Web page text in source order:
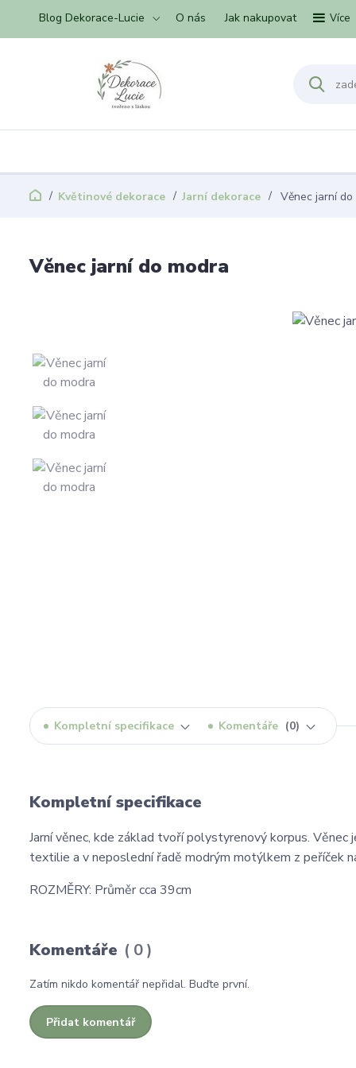
Blog Dekorace-Lucie O nás Jak nakupovat Více
Květinové dekorace Jarní dekorace Věnec jarní do
Věnec jarní do modra
Kompletní specifikace Komentáře 0
Kompletní specifikace
Jarní věnec, kde základ tvoří polystyrenový korpus. Věnec
textilie a v neposlední řadě modrým motýlkem z peříček
ROZMĚRY: Průměr cca 39cm
Komentáře 0
Zatím nikdo komentář nepřidal. Buďte první.
Přidat komentář